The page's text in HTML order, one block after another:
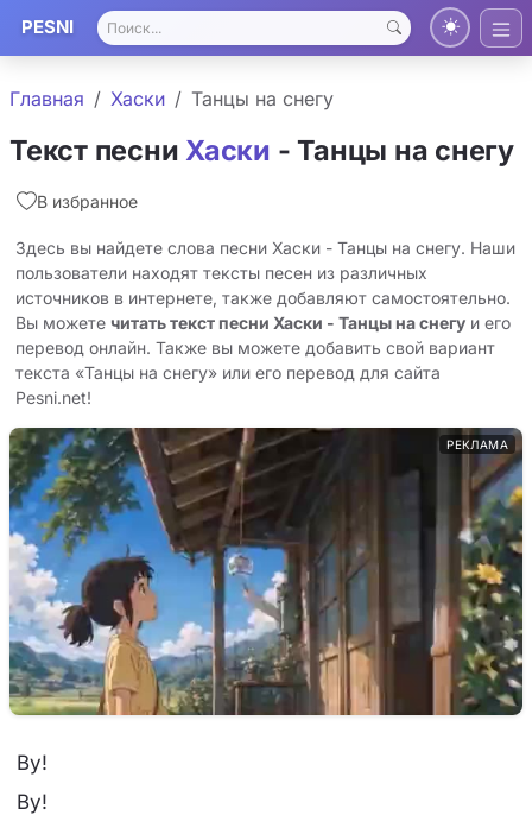
PESNI
Главная Хаски Танцы на снегу
Текст песни Хаски - Танцы на снегу
В избранное
Здесь вы найдете слова песни Хаски - Танцы на снегу. Наши
пользователи находят тексты песен из различных
источников в интернете, также добавляют самостоятельно.
Вы можете читать текст песни Хаски - Танцы на снегу и его
перевод онлайн. Также вы можете добавить свой вариант
текста «Танцы на снегу» или его перевод для сайта
Pesni.net!
РЕКЛАМА
Ву!
Ву!